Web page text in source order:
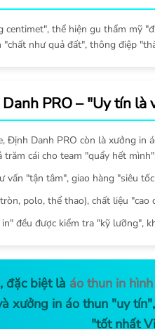
centimet", thể hiện gu thẩm mỹ
như quả đất", thông điệp
PRO – "Uy tín là
Định Danh PRO còn là xưởng in
trăm cái cho team "quẩy hết
vấn "tận tâm", giao hàng "siêu
polo, thể thao), chất liệu
đều được kiểm tra "kỹ lưỡng",
, đặc biệt là áo thun in hình
xưởng in áo thun "uy
"tốt nhất